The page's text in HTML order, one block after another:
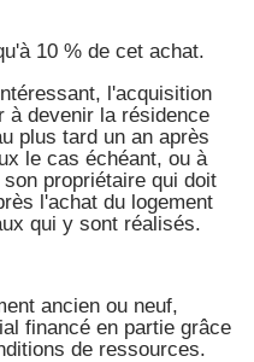
10 % de cet achat.
l'acquisition
à devenir la résidence
plus tard un an après
le cas échéant, ou à
propriétaire qui doit
l'achat du logement
qui y sont réalisés.
ancien ou neuf,
financé en partie grâce
de ressources.